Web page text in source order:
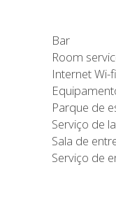
Bar
Room
Internet
Parque de
Serviço de
Sala de
Serviço de